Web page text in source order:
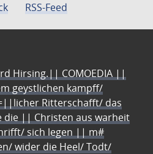
RSS-Feed
Hirsing.|| COMOEDIA ||
geystlichen kampff/
Ritterschafft/ das
die || Christen aus warheit
sich legen || m#
wider die Heel/ Todt/